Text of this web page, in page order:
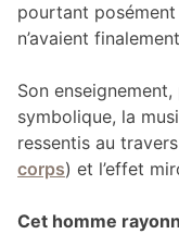
pourtant
n’avaient
Son
symbolique, la
ressentis au
corps) et l’effet
Cet homme